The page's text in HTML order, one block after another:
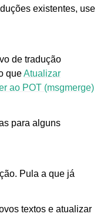
existentes, use
de tradução
queAtualizar
ao POT (msgmerge)
para alguns
Pula a que já
textos e atualizar